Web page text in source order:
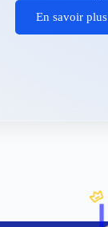
En savoir plus